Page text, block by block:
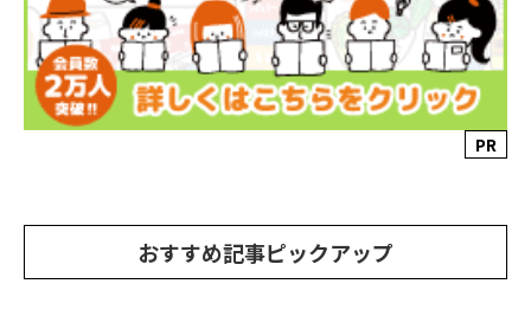
PR
おすすめ記事ピックアップ